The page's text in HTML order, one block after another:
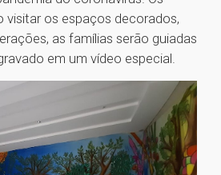
visitar os espaços decorados,
as famílias serão guiadas
em um vídeo especial.